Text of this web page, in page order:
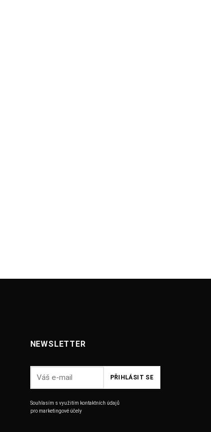
NEWSLETTER
Souhlasím s využitím kontaktních údajů
pro marketingové účely